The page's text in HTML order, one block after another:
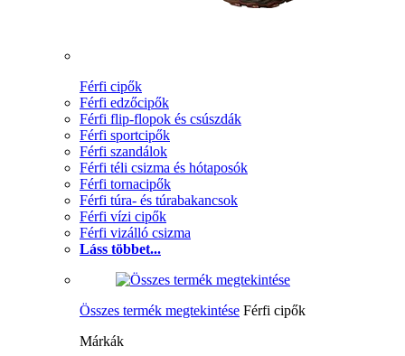
Férfi cipők
Férfi edzőcipők
Férfi flip-flopok és csúszdák
Férfi sportcipők
Férfi szandálok
Férfi téli csizma és hótaposók
Férfi tornacipők
Férfi túra- és túrabakancsok
Férfi vízi cipők
Férfi vizálló csizma
Láss többet...
Összes termék megtekintése Férfi cipők
Márkák